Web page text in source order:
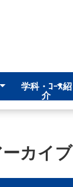
学科・ｺｰｽ紹
介
カイブ